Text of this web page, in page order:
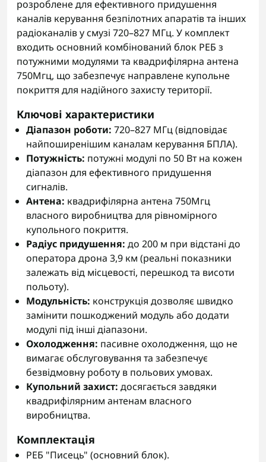
розроблене для ефективного придушення
каналів керування безпілотних апаратів та інших
радіоканалів у смузі 720–827 МГц. У комплект
входить основний комбінований блок РЕБ з
потужними модулями та квадрифілярна антена
750Мгц, що забезпечує направлене купольне
покриття для надійного захисту території.
Ключові характеристики
Діапазон роботи: 720–827 МГц (відповідає
найпоширенішим каналам керування БПЛА).
Потужність: потужні модулі по 50 Вт на кожен
діапазон для ефективного придушення
сигналів.
Антена: квадрифілярна антена 750Мгц
власного виробництва для рівномірного
купольного покриття.
Радіус придушення: до 200 м при відстані до
оператора дрона 3,9 км (реальні показники
залежать від місцевості, перешкод та висоти
польоту).
Модульність: конструкція дозволяє швидко
замінити пошкоджений модуль або додати
модулі під інші діапазони.
Охолодження: пасивне охолодження, що не
вимагає обслуговування та забезпечує
безвідмовну роботу в польових умовах.
Купольний захист: досягається завдяки
квадрифілярним антенам власного
виробництва.
Комплектація
РЕБ "Писець" (основний блок).